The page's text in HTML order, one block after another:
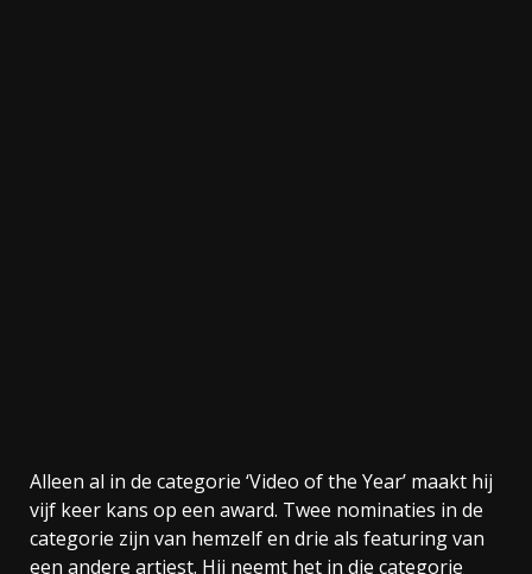
Alleen al in de categorie ‘Video of the Year’ maakt hij
vijf keer kans op een award. Twee nominaties in de
categorie zijn van hemzelf en drie als featuring van
een andere artiest. Hij neemt het in die categorie